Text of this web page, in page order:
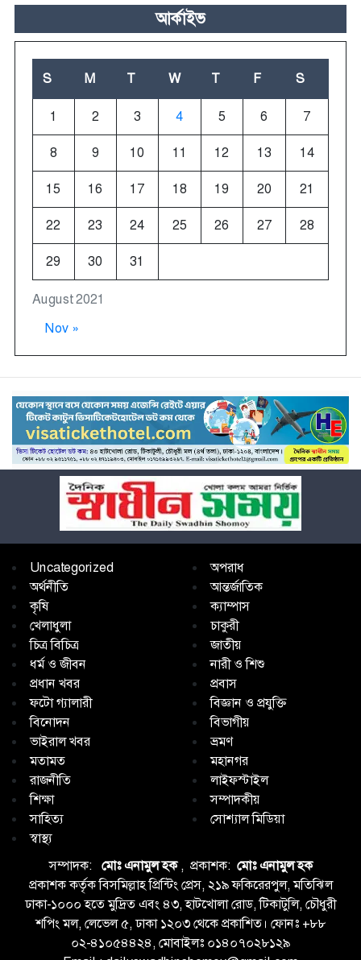
আর্কাইভ
August 2021
S M T W T F S
1 2 3 4 5 6 7
8 9 10 11 12 13 14
15 16 17 18 19 20 21
22 23 24 25 26 27 28
29 30 31
Nov »
Uncategorized
অপরাধ
অর্থনীতি
আন্তর্জাতিক
কৃষি
ক্যাম্পাস
খেলাধুলা
চাকুরী
চিত্র বিচিত্র
জাতীয়
ধর্ম ও জীবন
নারী ও শিশু
প্রধান খবর
প্রবাস
ফটো গ্যালারী
বিজ্ঞান ও প্রযুক্তি
বিনোদন
বিভাগীয়
ভাইরাল খবর
ভ্রমণ
মতামত
মহানগর
রাজনীতি
লাইফস্টাইল
শিক্ষা
সম্পাদকীয়
সাহিত্য
সোশ্যাল মিডিয়া
স্বাস্থ্য
সম্পাদক: মোঃ এনামুল হক, প্রকাশক: মোঃ এনামুল হক
প্রকাশক কর্তৃক বিসমিল্লাহ প্রিন্টিং প্রেস, ২১৯ ফকিরেরপুল, মতিঝিল
ঢাকা-১০০০ হতে মুদ্রিত এবং ৪৩, হাটখোলা রোড, টিকাটুলি, চৌধুরী
শপিং মল, লেভেল ৫, ঢাকা ১২০৩ থেকে প্রকাশিত। ফোনঃ +৮৮
০২-৪১০৫৪৪২৪, মোবাইলঃ ০১৪০৭০২৮১২৯